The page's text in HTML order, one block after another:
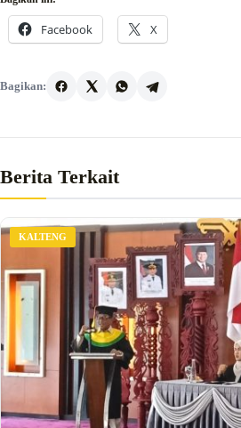
Facebook X
Bagikan:
Berita Terkait
KALTENG